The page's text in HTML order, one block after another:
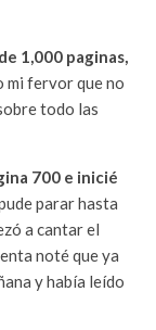
1,000 paginas,
mi fervor que no
todo las
700 e inicié
parar hasta
a cantar el
noté que ya
y había leído